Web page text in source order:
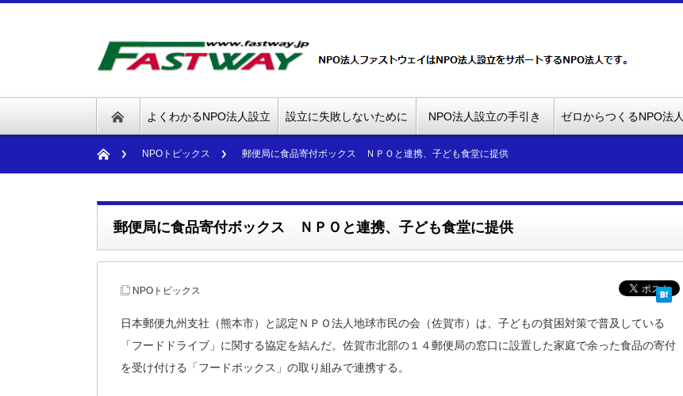
よくわかるNPO法人設立 設立に失敗しないために NPO法人設立の手引き ゼロからつくるNPO法人
NPOトピックス 郵便局に食品寄付ボックス ＮＰＯと連携、子ども食堂に提供
郵便局に食品寄付ボックス ＮＰＯと連携、子ども食堂に提供
NPOトピックス
日本郵便九州支社（熊本市）と認定ＮＰＯ法人地球市民の会（佐賀市）は、子どもの貧困対策で普及している
「フードドライブ」に関する協定を結んだ。佐賀市北部の１４郵便局の窓口に設置した家庭で余った食品の寄付
を受け付ける「フードボックス」の取り組みで連携する。